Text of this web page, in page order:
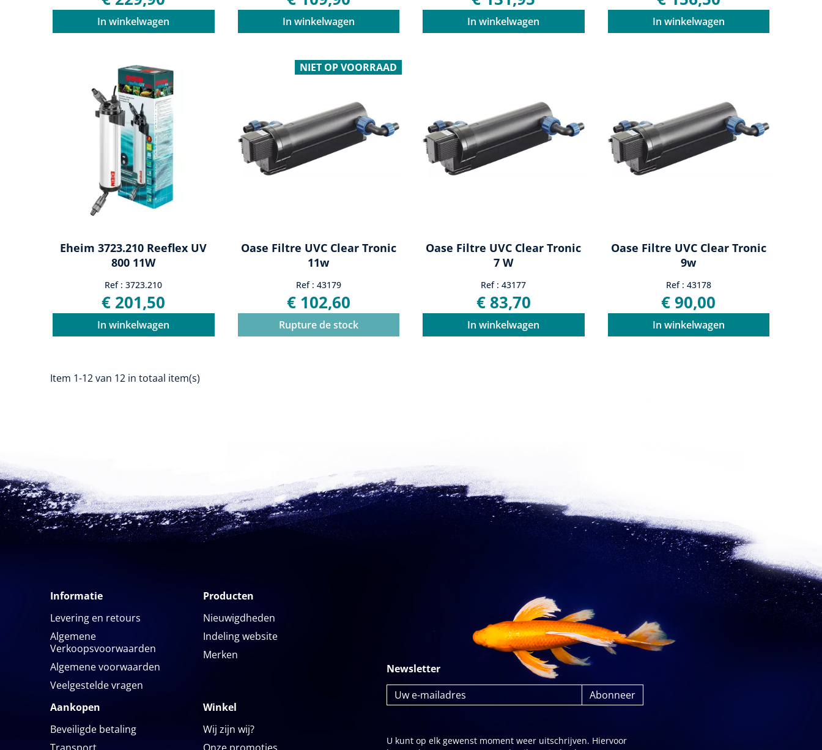
In winkelwagen In winkelwagen In winkelwagen In winkelwagen
Eheim 3723.210 Reeflex UV
800 11W
Ref : 3723.210
€ 201,50
In winkelwagen
Oase Filtre UVC Clear Tronic
11w
Ref : 43179
€ 102,60
Rupture de stock
NIET OP VOORRAAD
Oase Filtre UVC Clear Tronic
7 W
Ref : 43177
€ 83,70
In winkelwagen
Oase Filtre UVC Clear Tronic
9w
Ref : 43178
€ 90,00
In winkelwagen
Item 1-12 van 12 in totaal item(s)
Informatie
Levering en retours
Algemene
Verkoopsvoorwaarden
Algemene voorwaarden
Veelgestelde vragen
Producten
Nieuwigdheden
Indeling website
Merken
Aankopen
Beveiligde betaling
Winkel
Wij zijn wij?
Newsletter
U kunt op elk gewenst moment weer uitschrijven. Hiervoor